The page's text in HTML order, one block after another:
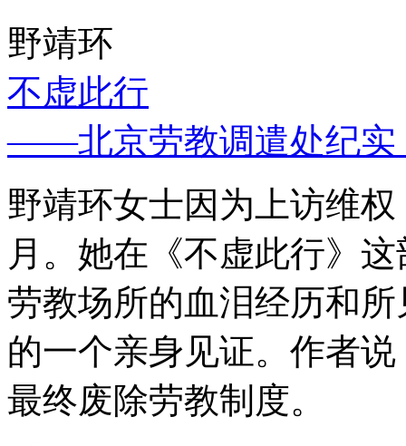
野靖环
不虚此行
——北京劳教调遣处纪实
野靖环女士因为上访维
月。她在《不虚此行》
劳教场所的血泪经历和
的一个亲身见证。作者
最终废除劳教制度。